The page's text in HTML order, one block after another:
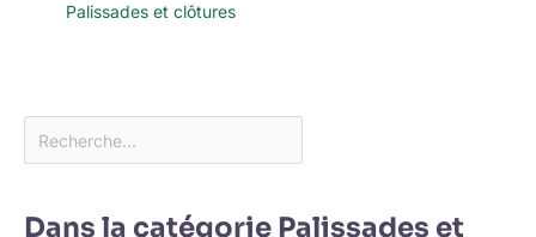
Palissades et clôtures
Dans la catégorie Palissades et